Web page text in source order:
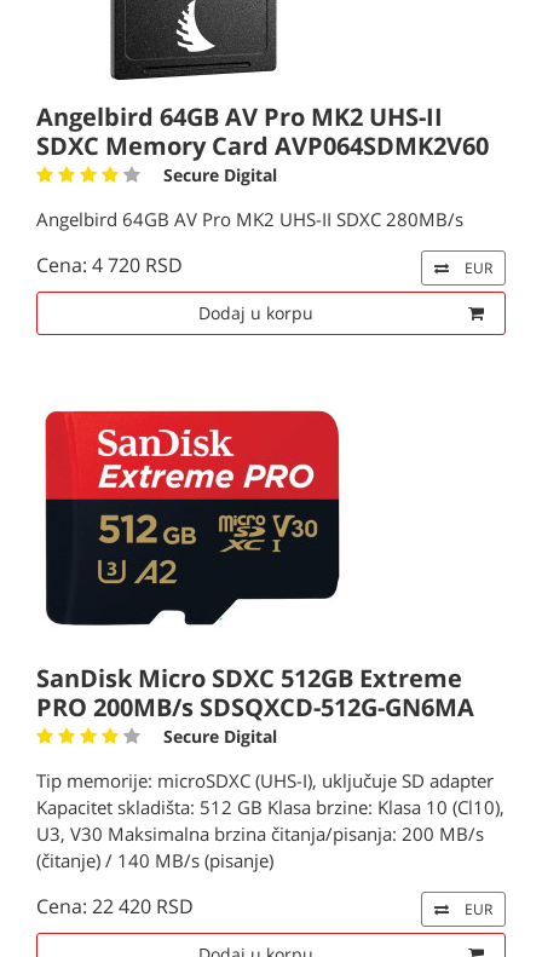
Angelbird 64GB AV Pro MK2 UHS-II
SDXC Memory Card AVP064SDMK2V60
Secure Digital
Angelbird 64GB AV Pro MK2 UHS-II SDXC 280MB/s
Cena: 4 720 RSD EUR
Dodaj u korpu
SanDisk Micro SDXC 512GB Extreme
PRO 200MB/s ‎SDSQXCD-512G-GN6MA
Secure Digital
Tip memorije: microSDXC (UHS-I), uključuje SD adapter
Kapacitet skladišta: 512 GB Klasa brzine: Klasa 10 (Cl10),
U3, V30 Maksimalna brzina čitanja/pisanja: 200 MB/s
(čitanje) / 140 MB/s (pisanje)
Cena: 22 420 RSD EUR